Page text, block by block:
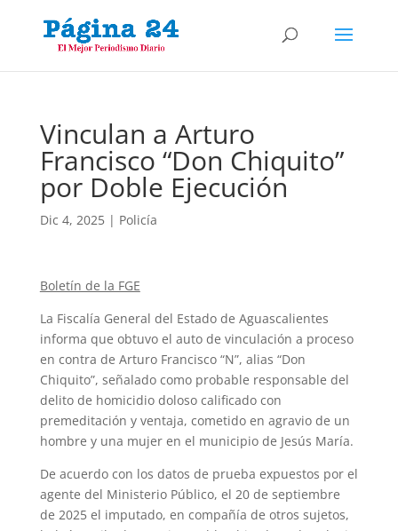
Vinculan a Arturo
Francisco “Don Chiquito”
por Doble Ejecución
Dic 4, 2025| Policía
Boletín de la FGE
La Fiscalía General del Estado de Aguascalientes
informa que obtuvo el auto de vinculación a proceso
en contra de Arturo Francisco “N”, alias “Don
Chiquito”, señalado como probable responsable del
delito de homicidio doloso calificado con
premeditación y ventaja, cometido en agravio de un
hombre y una mujer en el municipio de Jesús María.
De acuerdo con los datos de prueba expuestos por el
agente del Ministerio Público, el 20 de septiembre
de 2025 el imputado, en compañía de otros sujetos,